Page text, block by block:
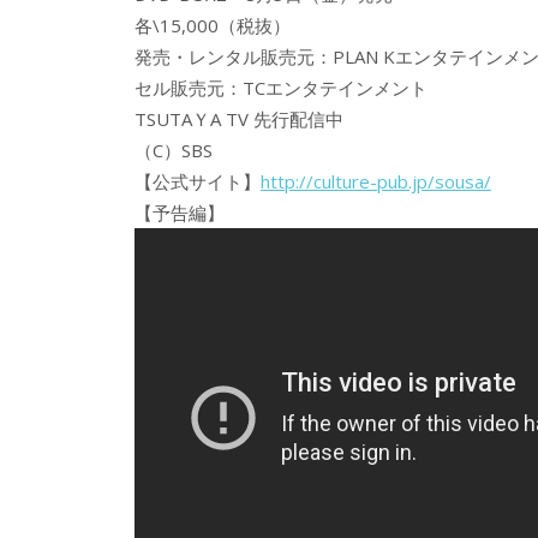
各\15,000（税抜）
発売・レンタル販売元：PLAN Kエンタテインメ
セル販売元：TCエンタテインメント
TSUTAＹA TV 先行配信中
（C）SBS
【公式サイト】 http://culture-pub.jp/sousa/
【予告編】